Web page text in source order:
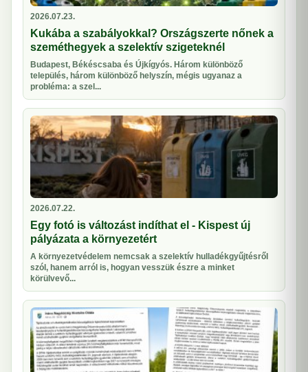
2026.07.23.
Kukába a szabályokkal? Országszerte nőnek a
szeméthegyek a szelektív szigeteknél
Budapest, Békéscsaba és Újkígyós. Három különböző
település, három különböző helyszín, mégis ugyanaz a
probléma: a szel...
2026.07.22.
Egy fotó is változást indíthat el - Kispest új
pályázata a környezetért
A környezetvédelem nemcsak a szelektív hulladékgyűjtésről
szól, hanem arról is, hogyan vesszük észre a minket
körülvevő...